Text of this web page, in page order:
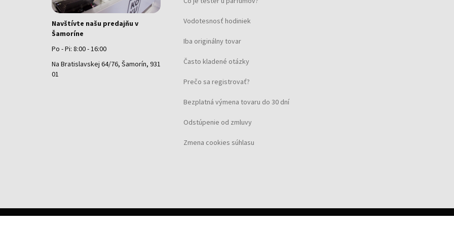
Navštívte našu predajňu v
Šamoríne
Po - Pi: 8:00 - 16:00
Na Bratislavskej 64/76, Šamorín, 931
01
Vodotesnosť hodiniek
Iba originálny tovar
Často kladené otázky
Prečo sa registrovať?
Bezplatná výmena tovaru do 30 dní
Odstúpenie od zmluvy
Zmena cookies súhlasu